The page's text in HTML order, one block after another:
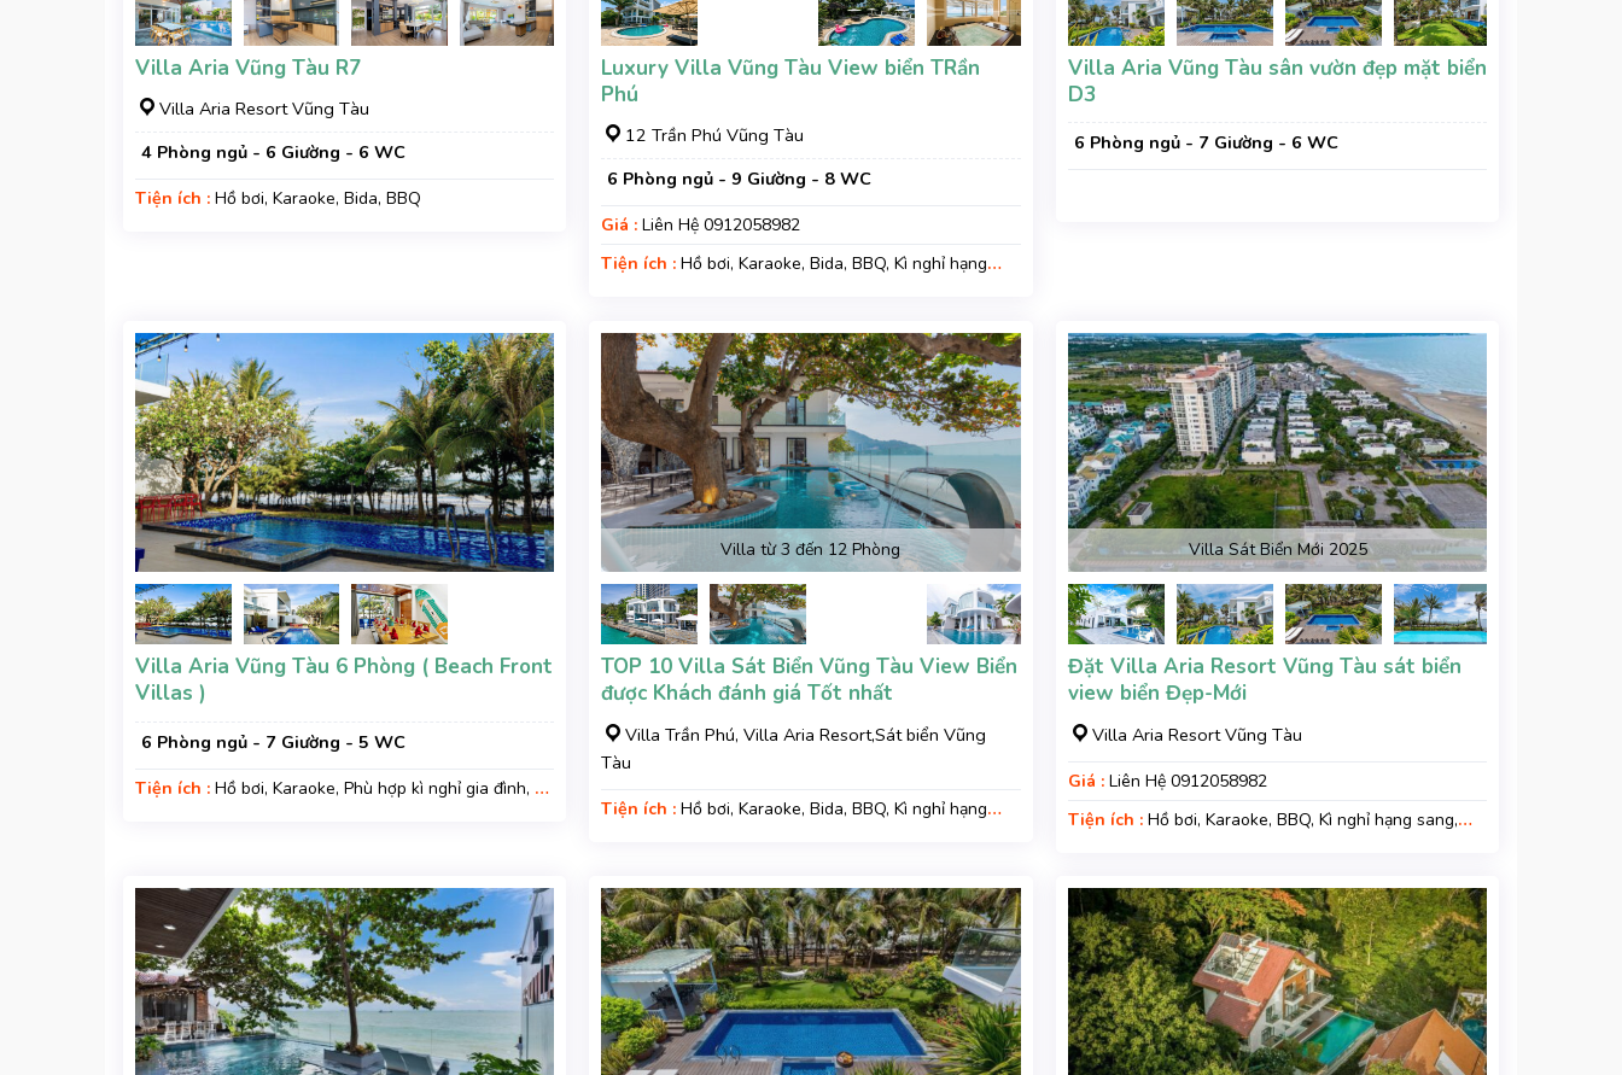
Villa Aria Vũng Tàu R7
Villa Aria Resort Vũng Tàu
4 Phòng ngủ - 6 Giường - 6 WC
Tiện ích : Hồ bơi, Karaoke, Bida, BBQ
Luxury Villa Vũng Tàu View biển TRần
Phú
12 Trần Phú Vũng Tàu
6 Phòng ngủ - 9 Giường - 8 WC
Giá :Liên Hệ 0912058982
Tiện ích :Hồ bơi, Karaoke, Bida, BBQ, Kì nghỉ hạng
Villa Aria Vũng Tàu sân vườn đẹp mặt biển
D3
6 Phòng ngủ - 7 Giường - 6 WC
Villa Aria Vũng Tàu 6 Phòng ( Beach Front
Villas )
6 Phòng ngủ - 7 Giường - 5 WC
Tiện ích : Hồ bơi, Karaoke, Phù hợp kì nghỉ gia đình, Kì
Villa từ 3 đến 12 Phòng
TOP 10 Villa Sát Biển Vũng Tàu View Biển
được Khách đánh giá Tốt nhất
Villa Trần Phú, Villa Aria Resort,Sát biển Vũng
Tàu
Tiện ích :Hồ bơi, Karaoke, Bida, BBQ, Kì nghỉ hạng
Villa Sát Biển Mới 2025
Đặt Villa Aria Resort Vũng Tàu sát biển
view biển Đẹp-Mới
Villa Aria Resort Vũng Tàu
Giá :Liên Hệ 0912058982
Tiện ích :Hồ bơi, Karaoke, BBQ, Kì nghỉ hạng sang,